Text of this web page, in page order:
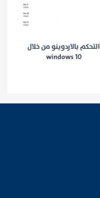
التحكم بالاردوينو من خلال
windows 10